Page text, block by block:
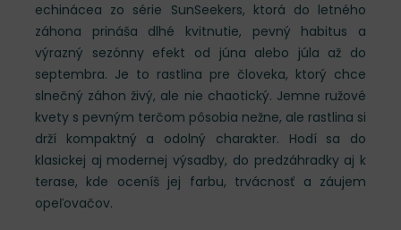
echinácea zo série SunSeekers, ktorá do letného
záhona prináša dlhé kvitnutie, pevný habitus a
výrazný sezónny efekt od júna alebo júla až do
septembra. Je to rastlina pre človeka, ktorý chce
slnečný záhon živý, ale nie chaotický. Jemne ružové
kvety s pevným terčom pôsobia nežne, ale rastlina si
drží kompaktný a odolný charakter. Hodí sa do
klasickej aj modernej výsadby, do predzáhradky aj k
terase, kde oceníš jej farbu, trvácnosť a záujem
opeľovačov.